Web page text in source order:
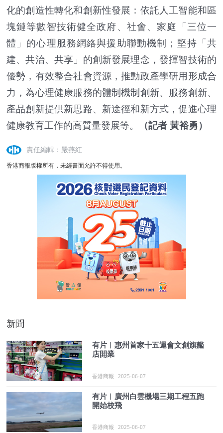
化的創造性轉化和創新性發展：依託人工智能和區
塊鏈等數智技術健全政府、社會、家庭「三位一
體」的心理服務網絡與援助聯動機制；堅持「共
建、共治、共享」的創新發展理念，發揮智技術的
優勢，有效整合社會資源，推動政產學研用形成合
力，為心理健康服務的體制機制創新、服務創新、
產品創新提供新思路、新途徑和新方式，促進心理
健康教育工作的高質量發展等。
（記者 黃裕勇）
責任編輯：嚴燕紅
香港商報版權所有，未經書面允許不得使用。
新聞
有片︱惠州首家十五運會文創旗艦
店開業
香港商報 2025-06-07
有片︱廣州白雲機場三期工程五跑
開始校飛
香港商報 2025-06-07